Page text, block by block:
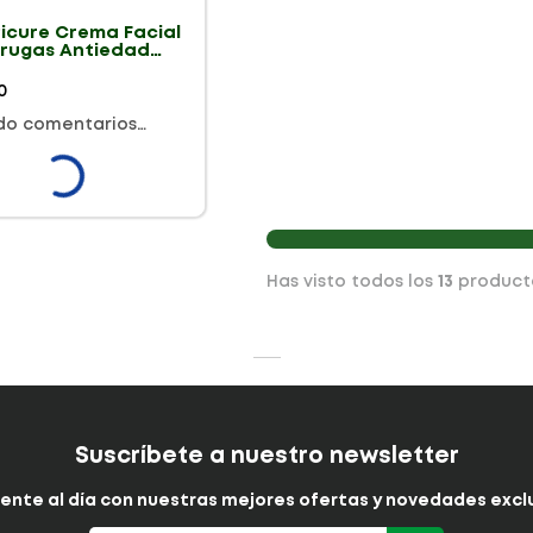
Crema Facial
Antiedad
comentarios…
Has visto todos los 13
Suscríbete a nuestro newsletter
al día con nuestras mejores ofertas y novedades